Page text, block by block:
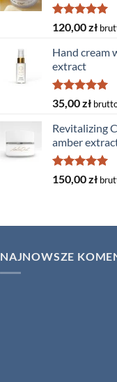
Rated5.00
out of 5
120,00zł
Hand cream
extract
Rated5.00
out of 5
35,00zł
Revitalizing
amber
Rated5.00
out of 5
150,00zł
NAJNOWSZE